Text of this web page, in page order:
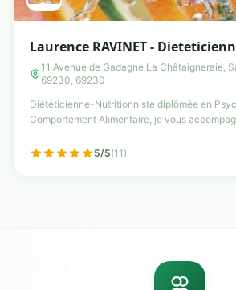
Laurence RAVINET -
11 Avenue de Gadagne La Châtaigneraie,
69230, 69230
Diététicienne-Nutritionniste diplômée en
Comportement Alimentaire, je vous
5/5(11)